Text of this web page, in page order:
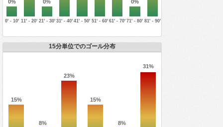
0% 0% 0%
0' - 10' 11' - 20' 21' - 30' 31' - 40' 41' - 50' 51' - 60' 61' - 70' 71' - 80' 81' - 90'
15分単位でのゴール分布
15%
8%
23%
15%
8%
31%